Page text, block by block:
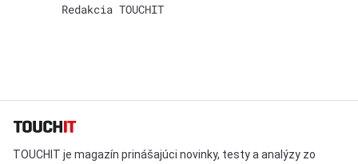
Redakcia TOUCHIT
TOUCHIT je magazín prinášajúci novinky, testy a analýzy zo